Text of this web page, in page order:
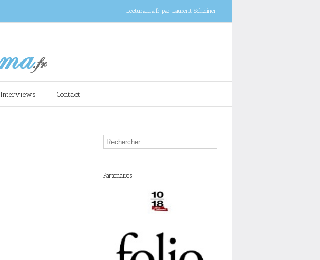
Lecturama.fr par Laurent Schteiner
Interviews Contact
Partenaires